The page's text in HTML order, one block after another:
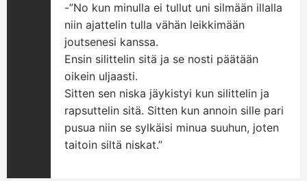
-”No kun minulla ei tullut uni silmään illalla
niin ajattelin tulla vähän leikkimään
joutsenesi kanssa.
Ensin silittelin sitä ja se nosti päätään
oikein uljaasti.
Sitten sen niska jäykistyi kun silittelin ja
rapsuttelin sitä. Sitten kun annoin sille pari
pusua niin se sylkäisi minua suuhun, joten
taitoin siltä niskat.”